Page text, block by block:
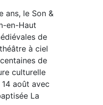
ans, le Son &
en-Haut
de
à ciel
de
culturelle
août avec
La